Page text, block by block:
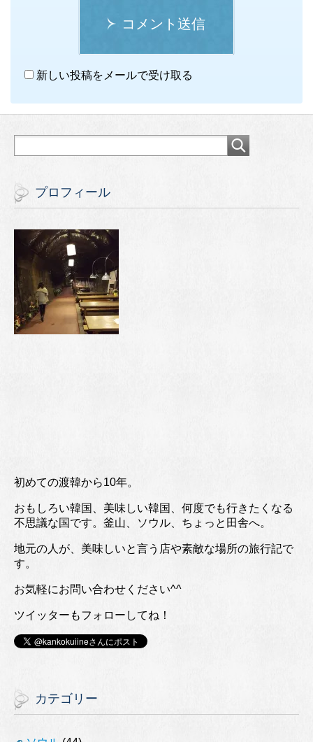
コメント送信
新しい投稿をメールで受け取る
プロフィール
初めての渡韓から10年。
おもしろい韓国、美味しい韓国、何度でも行きたくなる
不思議な国です。釜山、ソウル、ちょっと田舎へ。
地元の人が、美味しいと言う店や素敵な場所の旅行記で
す。
お気軽にお問い合わせください^^
ツイッターもフォローしてね！
カテゴリー